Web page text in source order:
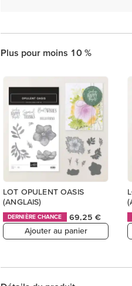
Plus pour moins 10 %
LOT OPULENT OASIS
(ANGLAIS)
DERNIÈRE CHANCE
69,25 €
Ajouter au panier